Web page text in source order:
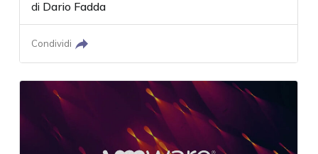
di Dario Fadda
Condividi